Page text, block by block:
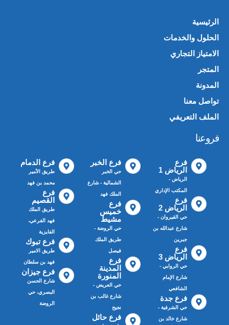
الرئيسية
الحلول والخدمات
الامتياز التجاري
المتجر
المدونة
تواصل معنا
الملف التعريفي
فروعنا
فرع
الرياض 1
الرياض -
المكتب الإداري
فرع
الرياض 2
حي القيروان -
شارع عبدالله بن
جبرين
فرع
الرياض 3
حي الروابي -
شارع الإمام
الشافعي
فرع جدة
حي الشرفية -
شارع خالد بن
فرع الخبر
حي الخبر
الشمالية - شارع
الملك فهد
فرع
خميس
مشيط
حي الروضة -
طريق الملك
فيصل
فرع
المدينة
المنورة
حي العريض -
شارع غالب بن
نجيح
فرع حائل
فرع الدمام
طريق الأمير
محمد بن فهد
فرع
القصيم
طريق الملك
فهد الفرعي،
الفايزية
فرع تبوك
طريق الامير
فهد بن سلطان
فرع جيزان
شارع الحسن
البصري، حي
الروضة